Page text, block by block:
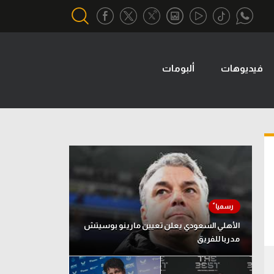
تحقيق في الجول
تقرير في الجول
تحليل في الجول
حكايات في الجول
كويز في الجول
فيديو في الجول
فيديوهات ألبومات
الأهلي السعودي يعلن تعيين مارينو بوسيتش
مدربا للفريق